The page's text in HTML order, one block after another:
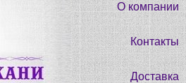
О компании
Контакты
Доставка